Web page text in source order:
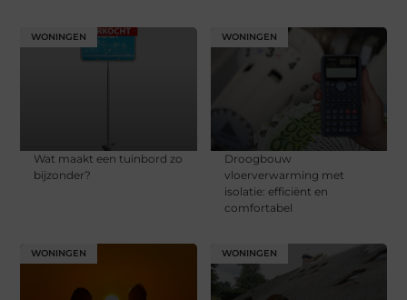
WONINGEN
Wat maakt een tuinbord zo
bijzonder?
WONINGEN
Droogbouw
vloerverwarming met
isolatie: efficiënt en
comfortabel
WONINGEN WONINGEN